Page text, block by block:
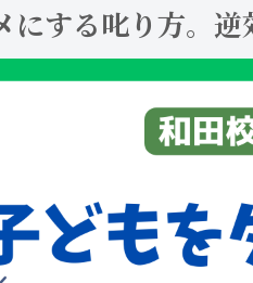
にする叱り方。